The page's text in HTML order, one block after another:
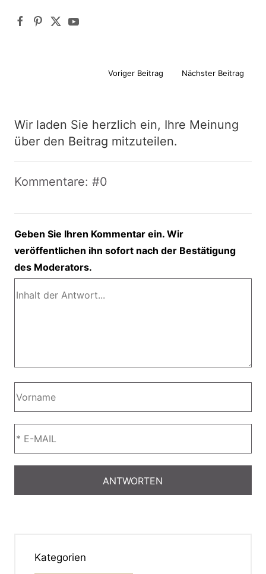
Voriger Beitrag Nächster Beitrag
Wir laden Sie herzlich ein, Ihre Meinung
über den Beitrag mitzuteilen.
Kommentare: #0
Geben Sie Ihren Kommentar ein. Wir
veröffentlichen ihn sofort nach der Bestätigung
des Moderators.
Kategorien